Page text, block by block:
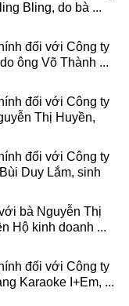
Bling, do bà ...
đối với Công ty
ông Võ Thành ...
đối với Công ty
Thị Huyền,
đối với Công ty
Duy Lắm, sinh
bà Nguyễn Thị
Hộ kinh doanh ...
đối với Công ty
Karaoke I+Em, ...